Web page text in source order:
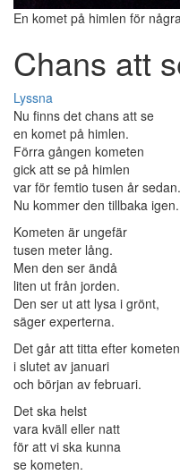
En komet på himlen för
Chans att
Lyssna
Nu finns det chans att se
en komet på himlen.
Förra gången kometen
gick att se på himlen
var för femtio tusen år sedan.
Nu kommer den tillbaka igen.
Kometen är ungefär
tusen meter lång.
Men den ser ändå
liten ut från jorden.
Den ser ut att lysa i grönt,
säger experterna.
Det går att titta efter kometen
i slutet av januari
och början av februari.
Det ska helst
vara kväll eller natt
för att vi ska kunna
se kometen.